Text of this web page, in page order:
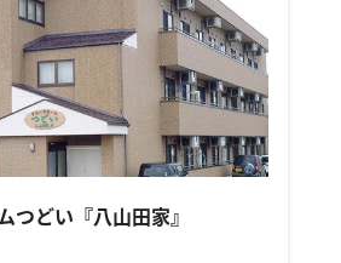
つどい『八山田家』